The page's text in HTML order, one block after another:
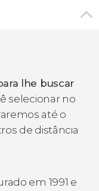
lhe buscar
selecionar no
até o
de distância
em 1991 e